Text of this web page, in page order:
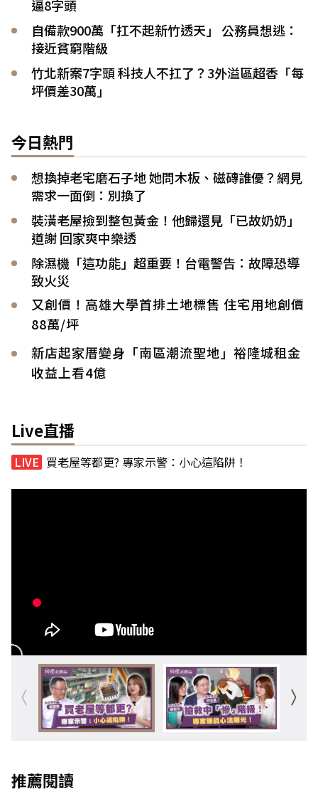
逼8字頭
自備款900萬「扛不起新竹透天」 公務員想逃：
接近貧窮階級
竹北新案7字頭 科技人不扛了？3外溢區超香「每
坪價差30萬」
今日熱門
想換掉老宅磨石子地 她問木板、磁磚誰優？網見
需求一面倒：別換了
裝潢老屋撿到整包黃金！他歸還見「已故奶奶」
道謝 回家爽中樂透
除濕機「這功能」超重要！台電警告：故障恐導
致火災
又創價！高雄大學首排土地標售 住宅用地創價
88萬/坪
新店起家厝變身「南區潮流聖地」裕隆城租金
收益上看4億
Live直播
買老屋等都更? 專家示警：小心這陷阱！
推薦閱讀